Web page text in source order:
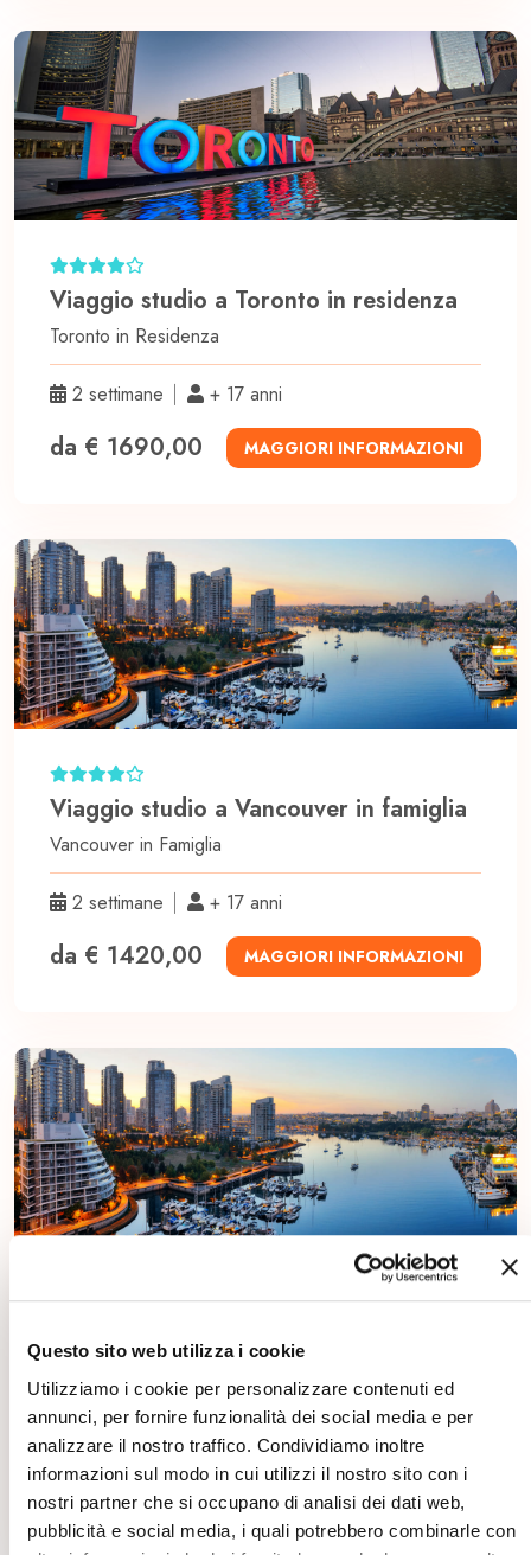
Questo sito web utilizza i cookie
Utilizziamo i cookie per personalizzare contenuti ed
annunci, per fornire funzionalità dei social media e per
analizzare il nostro traffico. Condividiamo inoltre
informazioni sul modo in cui utilizzi il nostro sito con i
nostri partner che si occupano di analisi dei dati web,
pubblicità e social media, i quali potrebbero combinarle con
Viaggio studio a Toronto in residenza
Toronto in Residenza
2 settimane + 17 anni
da € 1690,00 MAGGIORI INFORMAZIONI
Viaggio studio a Vancouver in famiglia
Vancouver in Famiglia
2 settimane + 17 anni
da € 1420,00 MAGGIORI INFORMAZIONI
residenza
Vancouver inResidenza
2 settimane + 18 anni
da € 1720,00 MAGGIORI INFORMAZIONI